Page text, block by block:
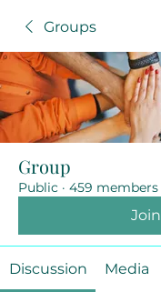
Groups
Group
Public · 459 members
Join
Discussion Media